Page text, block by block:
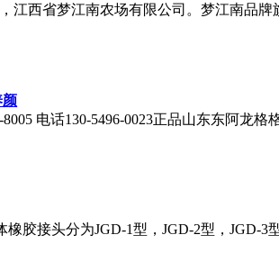
江西省梦江南农场有限公司。梦江南品
颜
电话130-5496-0023正品山东东阿龙
胶接头分为JGD-1型，JGD-2型，JGD-3